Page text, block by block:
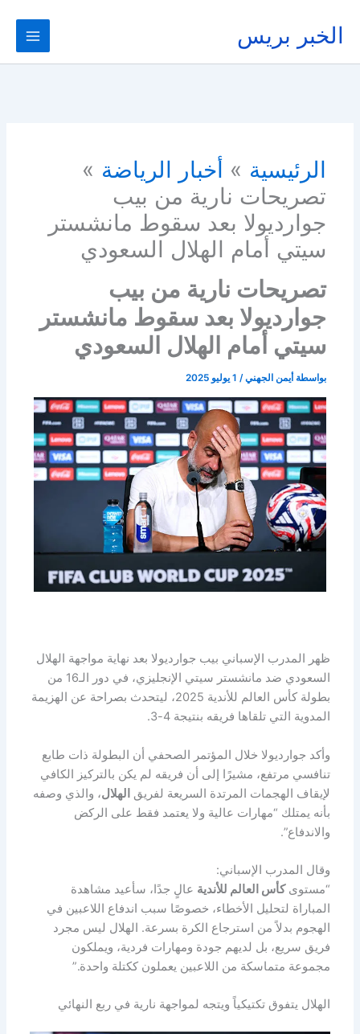
المحتوى
الخبر بريس
الرئيسية
أخبار الرياضة
تصريحات نارية من بيب
جوارديولا بعد سقوط مانشستر
سيتي أمام الهلال السعودي
تصريحات نارية من بيب
جوارديولا بعد سقوط مانشستر
سيتي أمام الهلال السعودي
بواسطة أيمن الجهني/ 1 يوليو 2025
ظهر المدرب الإسباني بيب جوارديولا بعد نهاية مواجهة الهلال
السعودي ضد مانشستر سيتي الإنجليزي، في دور الـ16 من
بطولة كأس العالم للأندية 2025، ليتحدث بصراحة عن الهزيمة
المدوية التي تلقاها فريقه بنتيجة 4-3.
وأكد جوارديولا خلال المؤتمر الصحفي أن البطولة ذات طابع
تنافسي مرتفع، مشيرًا إلى أن فريقه لم يكن بالتركيز الكافي
لإيقاف الهجمات المرتدة السريعة لفريق الهلال، والذي وصفه
بأنه يمتلك “مهارات عالية ولا يعتمد فقط على الركض
والاندفاع”.
وقال المدرب الإسباني:
“مستوىكأس العالم للأندية عالٍ جدًا، سأعيد مشاهدة
المباراة لتحليل الأخطاء، خصوصًا سبب اندفاع اللاعبين في
الهجوم بدلاً من استرجاع الكرة بسرعة. الهلال ليس مجرد
فريق سريع، بل لديهم جودة ومهارات فردية، ويملكون
مجموعة متماسكة من اللاعبين يعملون ككتلة واحدة.”
الهلال يتفوق تكتيكياً ويتجه لمواجهة نارية في ربع النهائي